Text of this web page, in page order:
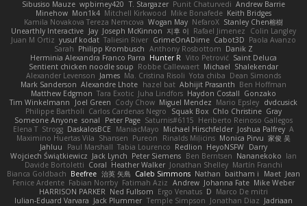
Sibusiso Mauze wpbirney420 T. Stargazer Punit Chaturvedi Andrew Barrie
Minehow Mon1k4 Mitchell Kirkwood Mike Bonafede Keith Bridges
Kamila Novakova Tereza Nemcova Wogan May NefaroX Stanley Chen榕樹
Unearthly Interactive Jay Joseph McKinnon 지후 이 Rafael Jimenez
Colin Langley
Juan M Ortiz yusuf kodat Taliesin River GrimeOnADime Cabot3D Paola Avanzo
Sarah Philipp Krombusch Anthony Rosbottom Danik Z
Herminia Alexandra Franco Parra Hunter R Vito Petrović Saint Deluca
Sentient chicken noodle soup Robbe Callewaert Michael Shalekendar
Alexander Levenson James Ma. Cristina Risoli Yota chiba Dean Simonds
Mark Sanderson Alexandre Lhote hazel bat Abhijit Prasanth Ben Hoffman
Matthew Edgmon Tara Exotic Juha Lindfors Haydon Costall Gonzako
Tim Winkelmann
Joel Green Cody Chow Miguel Mendez Mario Epsley dvdcusick
Philippe Bartholi Carlos Cardenas Negro Squak Box Chlo Christine Gray
Someone Anyone sonal Peter Page Saturnis#6115 Heriberto Reinoso Gallegos
Elena T Strogg DaskalosBCE ManiacMayo Michael Hirschfelder Joshua Palfrey A
Maximino Huertas Vila Shansen Pureon Rinalds Miļicins Monica Pirvu 家俊 吴
Jahluu
Paul Marshall Tabia Lourenco Redlion HeyoNSFW Darry
Wojciech Świątkiewicz Jack Lynch Peter Siemens Ben Berntsen Nananekoko Ian
Davide Bortoletti Coral Heather Walker Jonathan Shelley Martín Franchi
Bianca Goldbach Beefree 治英 矢島 Caleb Simmons Nathan baitham i Maet Jean
Fenice Ardente Fabian Norrby Fatimah Aziz Andrew Johanna Fate Mike Weber
HARRISON PARKER Ned Fullsom Ergo Venatus D Marco De mitri
Iulian-Eduard Varvara Jack Plummer Temple Simpson Jonathan Diaz Jadriaan